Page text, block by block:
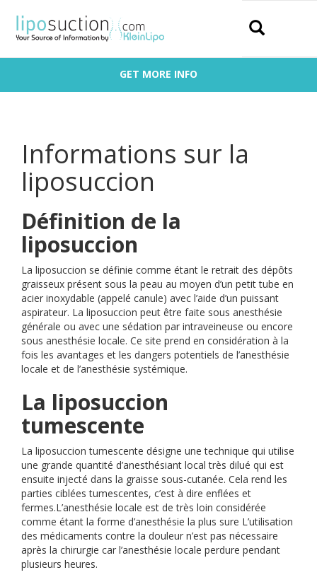
GET MORE INFO
Informations sur la
liposuccion
Définition de la
liposuccion
La liposuccion se définie comme étant le retrait des dépôts
graisseux présent sous la peau au moyen d’un petit tube en
acier inoxydable (appelé canule) avec l’aide d’un puissant
aspirateur. La liposuccion peut être faite sous anesthésie
générale ou avec une sédation par intraveineuse ou encore
sous anesthésie locale. Ce site prend en considération à la
fois les avantages et les dangers potentiels de l’anesthésie
locale et de l’anesthésie systémique.
La liposuccion
tumescente
La liposuccion tumescente désigne une technique qui utilise
une grande quantité d’anesthésiant local très dilué qui est
ensuite injecté dans la graisse sous-cutanée. Cela rend les
parties ciblées tumescentes, c’est à dire enflées et
fermes.L’anesthésie locale est de très loin considérée
comme étant la forme d’anesthésie la plus sure L’utilisation
des médicaments contre la douleur n’est pas nécessaire
après la chirurgie car l’anesthésie locale perdure pendant
plusieurs heures.